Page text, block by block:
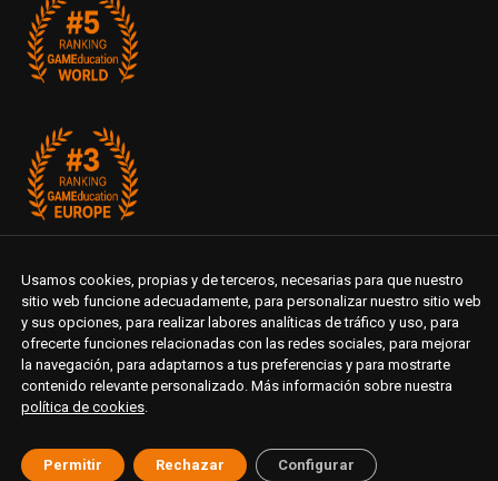
Usamos cookies, propias y de terceros, necesarias para que nuestro
sitio web funcione adecuadamente, para personalizar nuestro sitio web
y sus opciones, para realizar labores analíticas de tráfico y uso, para
ofrecerte funciones relacionadas con las redes sociales, para mejorar
la navegación, para adaptarnos a tus preferencias y para mostrarte
contenido relevante personalizado. Más información sobre nuestra
política de cookies.
Permitir Rechazar Configurar